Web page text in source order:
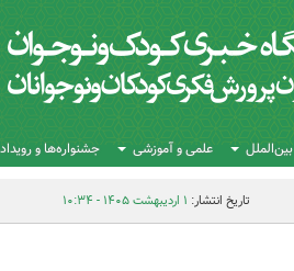
بین‌الملل علمی و آموزشی جشنواره‌ها و
تاریخ انتشار: ۱ اردیبهشت ۱۴۰۵ - ۱۰:۳۴